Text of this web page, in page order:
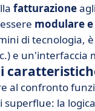
fatturazioneagli
modulare
di tecnologia, è
e un'interfaccia
al confronto
superflue: la